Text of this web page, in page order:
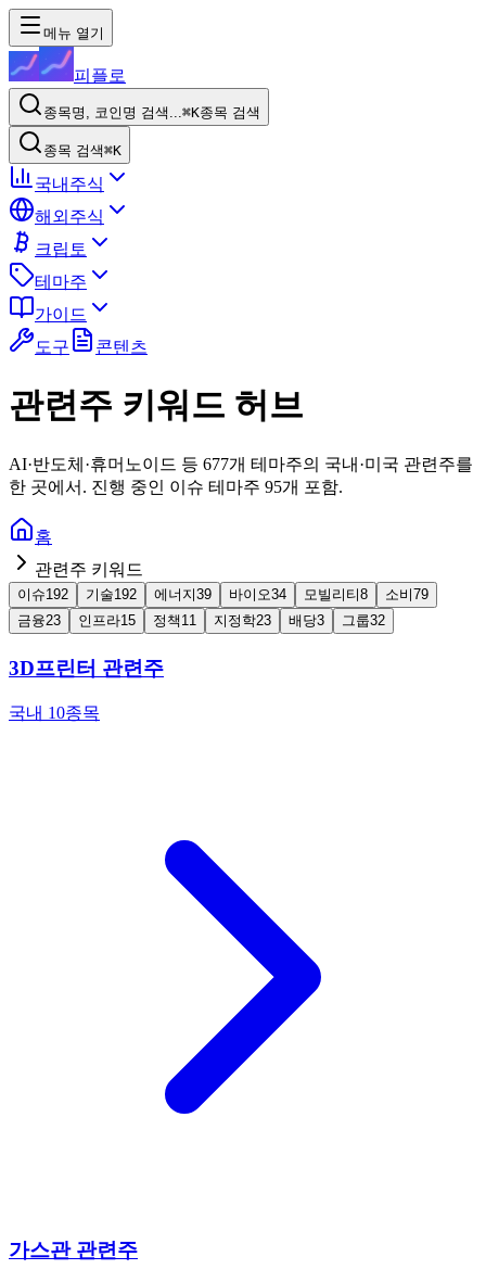
메뉴 열기
피플로
종목명, 코인명 검색...⌘K종목 검색
종목 검색⌘K
국내주식
해외주식
크립토
테마주
가이드
도구
콘텐츠
관련주 키워드 허브
AI·반도체·휴머노이드 등 677개 테마주의 국내·미국 관련주를
한 곳에서. 진행 중인 이슈 테마주 95개 포함.
홈
관련주 키워드
이슈192 기술192 에너지39 바이오34 모빌리티8 소비79
금융23 인프라15 정책 11 지정학23 배당3 그룹32
3D프린터 관련주
국내 10종목
가스관 관련주